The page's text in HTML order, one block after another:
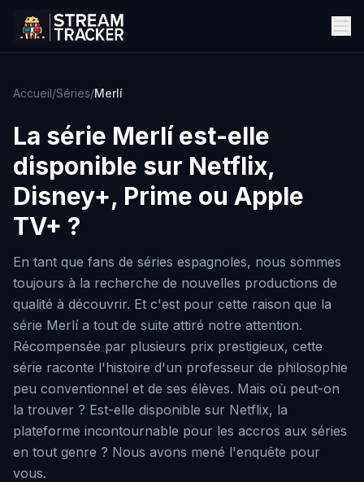
Accueil/Séries/Merlí
La série Merlíest-elle
disponible sur Netflix,
Disney+, Prime ou Apple
TV+ ?
En tant que fans de séries espagnoles, nous sommes
toujours à la recherche de nouvelles productions de
qualité à découvrir. Et c'est pour cette raison que la
série Merlí a tout de suite attiré notre attention.
Récompensée par plusieurs prix prestigieux, cette
série raconte l'histoire d'un professeur de philosophie
peu conventionnel et de ses élèves. Mais où peut-on
la trouver ? Est-elle disponible sur Netflix, la
plateforme incontournable pour les accros aux séries
en tout genre ? Nous avons mené l'enquête pour
vous.